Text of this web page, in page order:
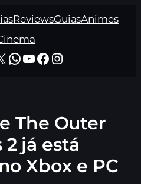
ReviewsGuiasAnimes
WhatsApp
Youtube
Facebook
Instagram
The Outer
já está
Xbox e PC